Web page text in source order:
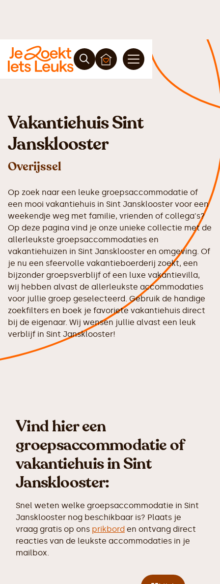
Vakantiehuis Sint
Jansklooster
Overijssel
Op zoek naar een leuke groepsaccommodatie of
een mooi vakantiehuis in Sint Jansklooster voor een
weekendje weg met familie, vrienden of collega's?
Op deze pagina vind je onze unieke collectie met de
allerleukste groepsaccommodaties en
vakantiehuizen in Sint Jansklooster en omgeving. Of
je nu een sfeervolle vakantieboerderij zoekt, een
bijzonder groepsverblijf of een luxe vakantievilla,
wij hebben alvast de allerleukste accommodaties
voor jullie groep geselecteerd. Gebruik de handige
zoekfilters en boek je favoriete vakantiehuis direct
bij de eigenaar. Wij wensen jullie alvast een leuk
verblijf in Sint Jansklooster!
Vind hier een
groepsaccommodatie of
vakantiehuis in Sint
Jansklooster:
Snel weten welke groepsaccommodatie in Sint
Jansklooster nog beschikbaar is? Plaats je
vraag gratis op ons prikbord en ontvang direct
reacties van de leukste accommodaties in je
mailbox.